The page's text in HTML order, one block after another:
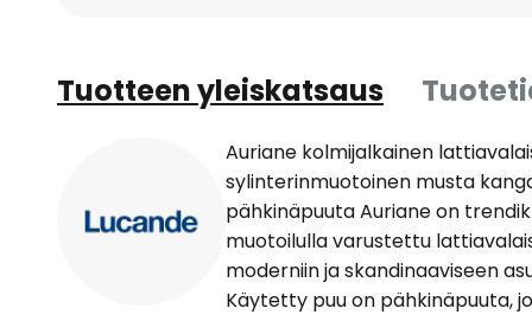
Tuotteen yleiskatsaus
Auriane kolmijalkainen
sylinterinmuotoinen musta
pähkinäpuuta Auriane on
muotoilulla varustettu
moderniin ja skandinaaviseen
Käytetty puu on pähkinäpuuta,